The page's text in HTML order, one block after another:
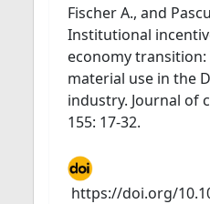
Fischer A., and
Institutional
economy transition:
material use in the
industry. Journal of
155: 17-32.
https://doi.org/